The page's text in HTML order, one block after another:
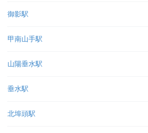
御影駅
甲南山手駅
山陽垂水駅
垂水駅
北埠頭駅